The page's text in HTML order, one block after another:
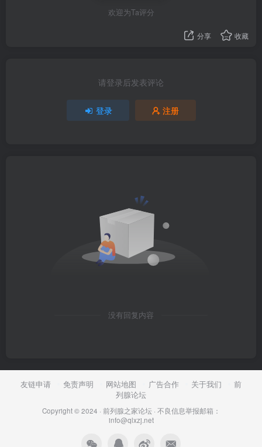
欢迎为Ta评分
分享 收藏
请登录后发表评论
登录 注册
没有回复内容
友链申请 免责声明 网站地图 广告合作 关于我们
前
列腺论坛
Copyright © 2024 · 前列腺之家论坛· 不良信息举报邮箱：
info@qlxzj.net